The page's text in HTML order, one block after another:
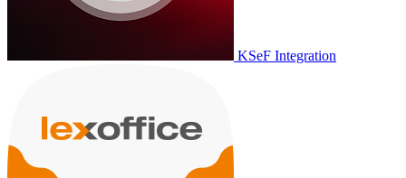
KSeF Integration